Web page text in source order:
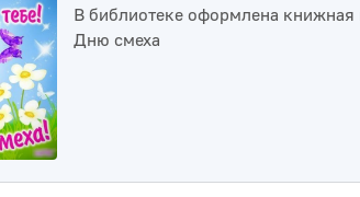
В библиотеке оформлена
Дню смеха